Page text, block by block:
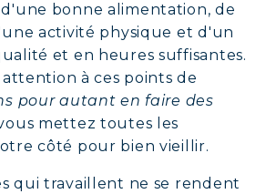
bonne alimentation, de
activité physique et d'un
et en heures suffisantes.
attention à ces points de
pour autant en faire des
mettez toutes les
côté pour bien vieillir.
qui travaillent ne se rendent